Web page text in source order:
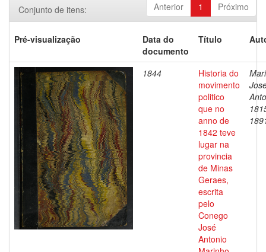
Anterior 1 Próximo
Conjunto de itens:
Pré-visualização
Data do
documento
Título
1844
Historia do
movimento
politico
que no
anno de
1842 teve
lugar na
provincia
de Minas
Geraes,
escrita
pelo
Conego
José
Antonio